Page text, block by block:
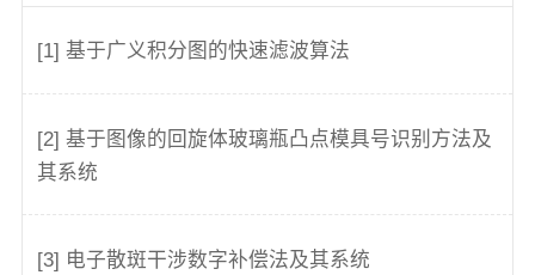
[1] 基于广义积分图的快速滤波算法
[2] 基于图像的回旋体玻璃瓶凸点模具号识别方法及
其系统
[3] 电子散斑干涉数字补偿法及其系统